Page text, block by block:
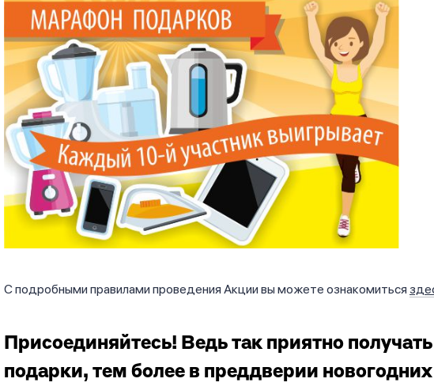
С подробными правилами проведения Акции вы можете ознакомиться
Присоединяйтесь! Ведь так приятно получать
подарки, тем более в преддверии новогодних